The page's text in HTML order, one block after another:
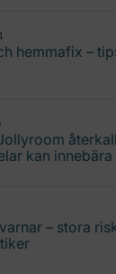
hemmafix –
kan
– stora